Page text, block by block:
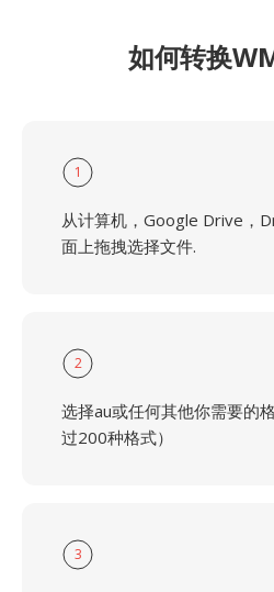
如何转换
1
从计算机，Google Drive，
面上拖拽选择文件.
2
选择au或任何其他你需要的
过200种格式）
3